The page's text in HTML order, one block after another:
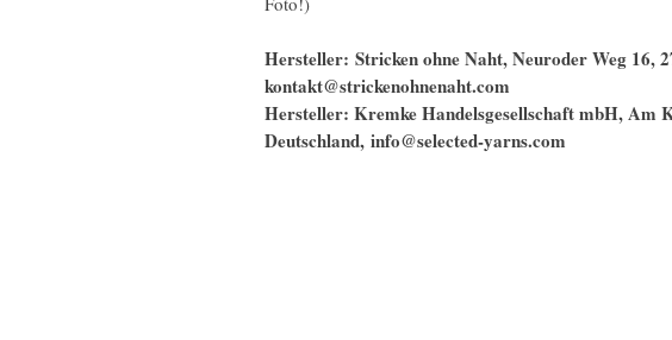
Hersteller: Stricken ohne Naht, Neuroder Weg 16,
kontakt@strickenohnenaht.com
Hersteller: Kremke Handelsgesellschaft mbH, Am
Deutschland, info@selected-yarns.com